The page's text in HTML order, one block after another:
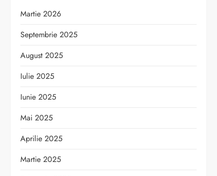
Martie 2026
Septembrie 2025
August 2025
Iulie 2025
Iunie 2025
Mai 2025
Aprilie 2025
Martie 2025